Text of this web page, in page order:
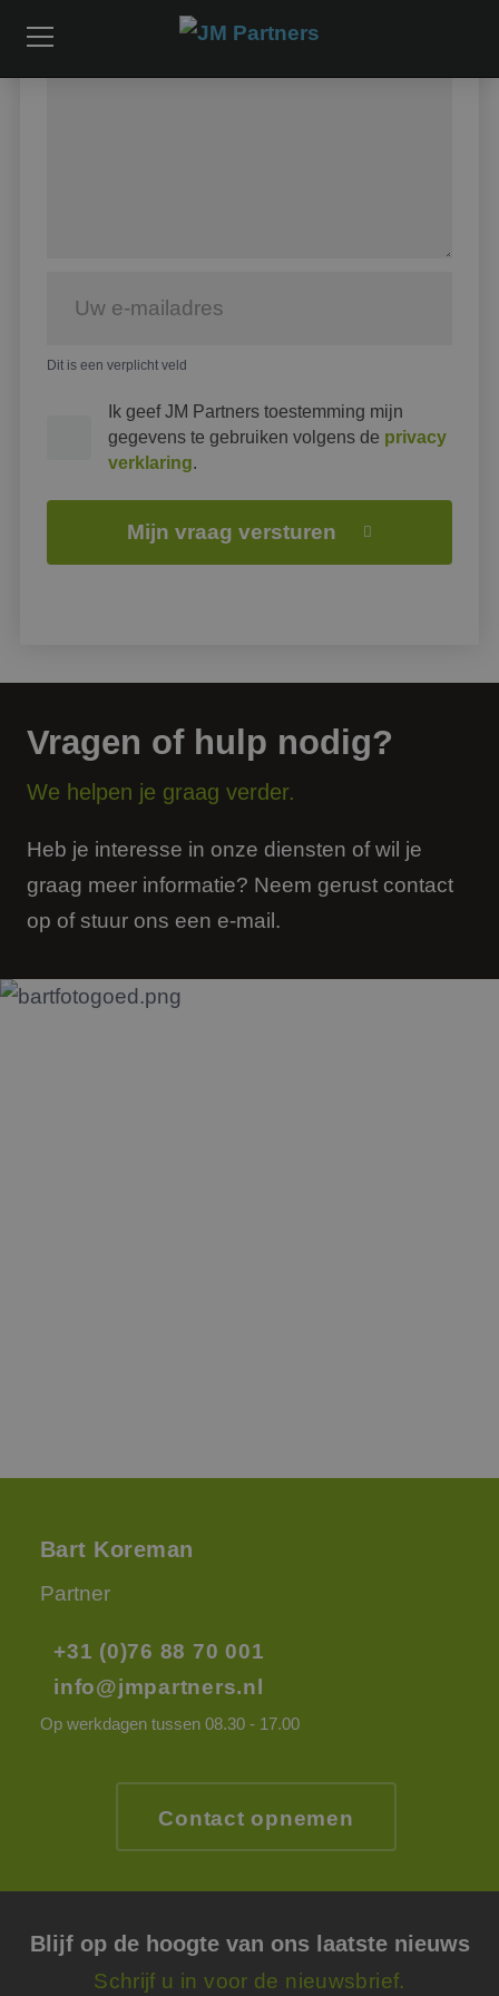
Dit is een verplicht veld
Ik geef JM Partners toestemming mijn
gegevens te gebruiken volgens de privacy
verklaring.
Mijn vraag versturen
Vragen of hulp nodig?
We helpen je graag verder.
Heb je interesse in onze diensten of wil je
graag meer informatie? Neem gerust contact
op of stuur ons een e-mail.
Bart Koreman
Partner
+31 (0)76 88 70 001
info@jmpartners.nl
Op werkdagen tussen 08.30 - 17.00
Contact opnemen
Blijf op de hoogte van ons laatste nieuws
Schrijf u in voor de nieuwsbrief.